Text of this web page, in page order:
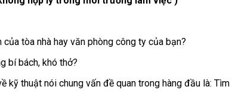
tòa nhà hay văn phòng công ty của bạn?
bí bách, khó thở?
thuật nói chung vấn đề quan trong hàng đầu là: